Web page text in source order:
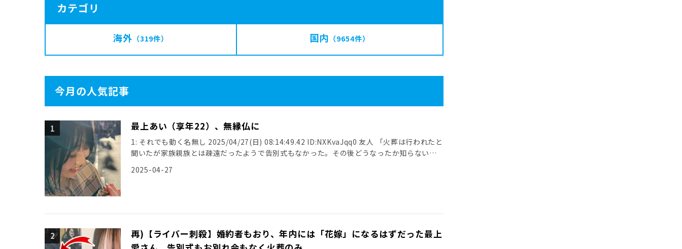
カテゴリ
海外 （319件） 国内 （9654件）
今月の人気記事
最上あい（享年22）、無縁仏に
1: それでも動く名無し 2025/04/27(日) 08:14:49.42 ID:NXKvaJqq0 友人 「火葬は行われたと
聞いたが家族親族とは疎遠だったようで告別式もなかった。その後どうなったか知らない」
2025-04-27
再)【ライバー刺殺】婚約者もおり、年内には「花嫁」になるはずだった最上